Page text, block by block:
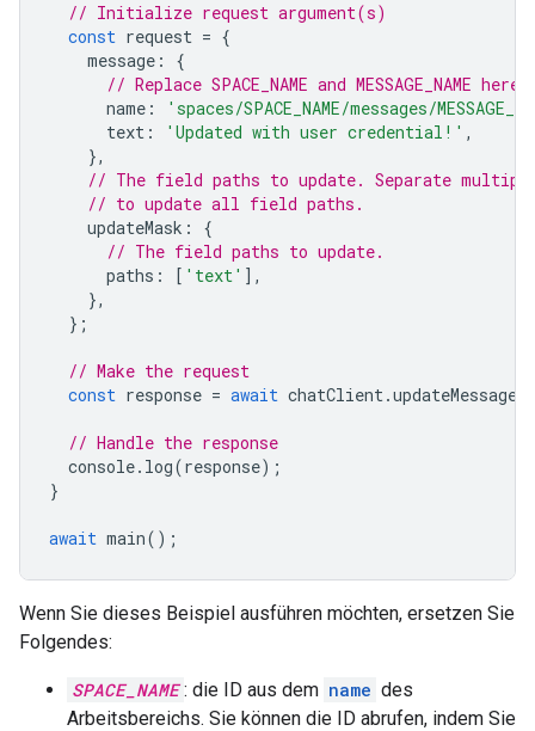
// Initialize request argument(s)
const request = {
message :
{
// Replace SPACE_NAME and MESSAGE_NAME here
name :
'spaces/SPACE_NAME/messages/
text : 'Updated with user credential!' ,
},
// The field paths to update. Separate
// to update all field paths.
updateMask :
{
// The field paths to update.
paths : [ 'text' ],
},
};
// Make the request
const response = await chatClient.updateMessage
// Handle the response
console. log(response);
}
await main();
Wenn Sie dieses Beispiel ausführen möchten, ersetzen Sie
Folgendes:
SPACE_NAME : die ID aus dem name des
Arbeitsbereichs. Sie können die ID abrufen, indem Sie